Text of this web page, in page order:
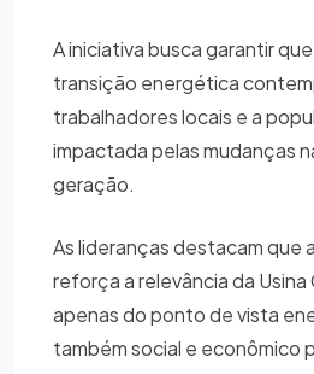
A iniciativa busca garantir
transição energética
trabalhadores locais e a
impactada pelas mudanças
geração.
As lideranças destacam que
reforça a relevância da
apenas do ponto de vista
também social e econômico